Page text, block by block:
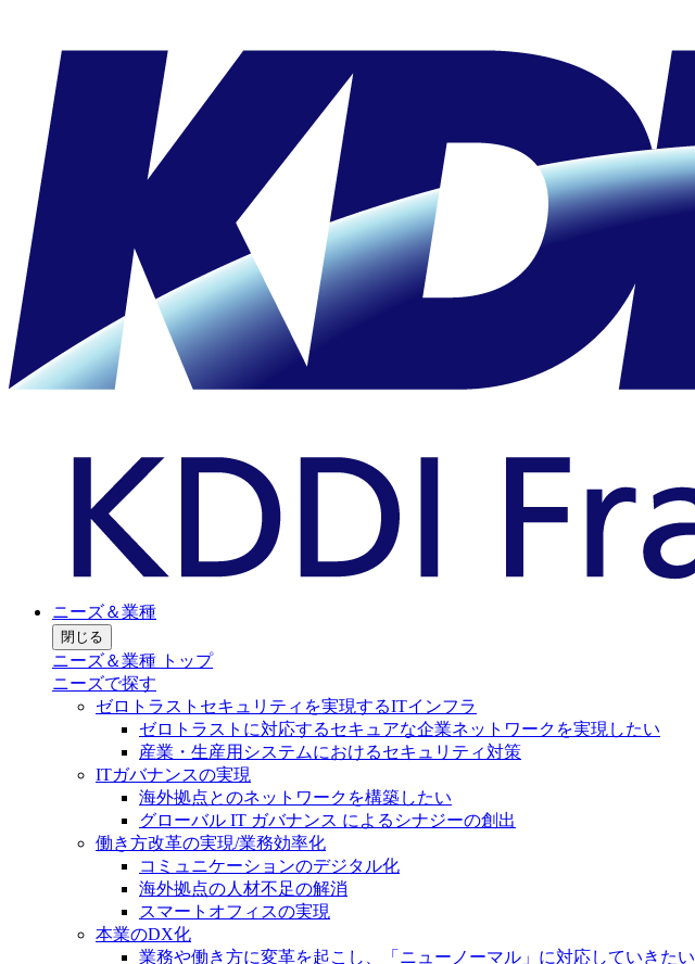
ニーズ＆業種
閉じる
ニーズ＆業種 トップ
ニーズで探す
ゼロトラストセキュリティを実現するITインフラ
ゼロトラストに対応するセキュアな企業ネットワークを実現したい
産業・生産用システムにおけるセキュリティ対策
ITガバナンスの実現
海外拠点とのネットワークを構築したい
グローバル IT ガバナンス によるシナジーの創出
働き方改革の実現/業務効率化
コミュニケーションのデジタル化
海外拠点の人材不足の解消
スマートオフィスの実現
本業のDX化
業務や働き方に変革を起こし、「ニューノーマル」に対応していきたい